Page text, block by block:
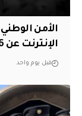
الأمن
الإنترنت عن 6 الاف مستخدم في نينوى
قبل يوم واحد